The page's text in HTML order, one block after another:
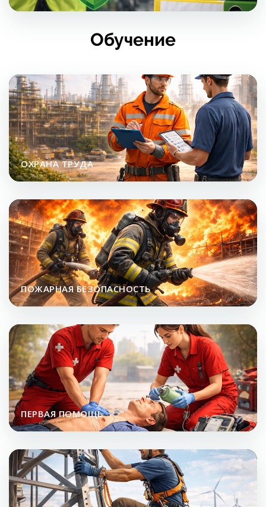
Обучение
ОХРАНА ТРУДА
ПОЖАРНАЯ БЕЗОПАСНОСТЬ
ПЕРВАЯ ПОМОЩЬ